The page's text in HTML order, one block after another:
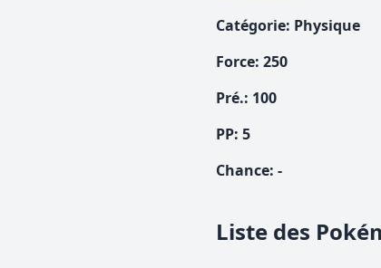
Catégorie: Physique
Force: 250
Pré.: 100
PP: 5
Chance: -
Liste des